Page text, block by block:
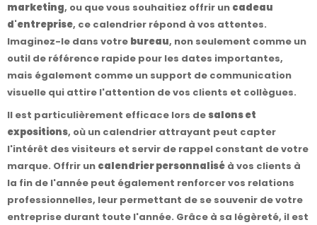
marketing, ou que vous souhaitiez offrir un cadeau
d'entreprise, ce calendrier répond à vos attentes.
Imaginez-le dans votre bureau, non seulement comme un
outil de référence rapide pour les dates importantes,
mais également comme un support de communication
visuelle qui attire l'attention de vos clients et collègues.
Il est particulièrement efficace lors desalons et
expositions, où un calendrier attrayant peut capter
l'intérêt des visiteurs et servir de rappel constant de votre
marque. Offrir un calendrier personnalisé à vos clients à
la fin de l'année peut également renforcer vos relations
professionnelles, leur permettant de se souvenir de votre
entreprise durant toute l'année. Grâce à sa légèreté, il est